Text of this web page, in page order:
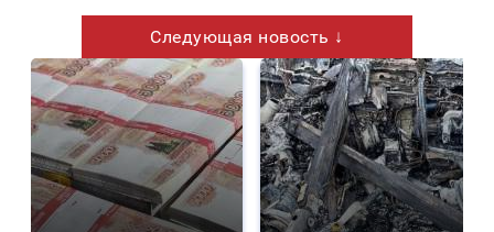
Следующая новость ↓